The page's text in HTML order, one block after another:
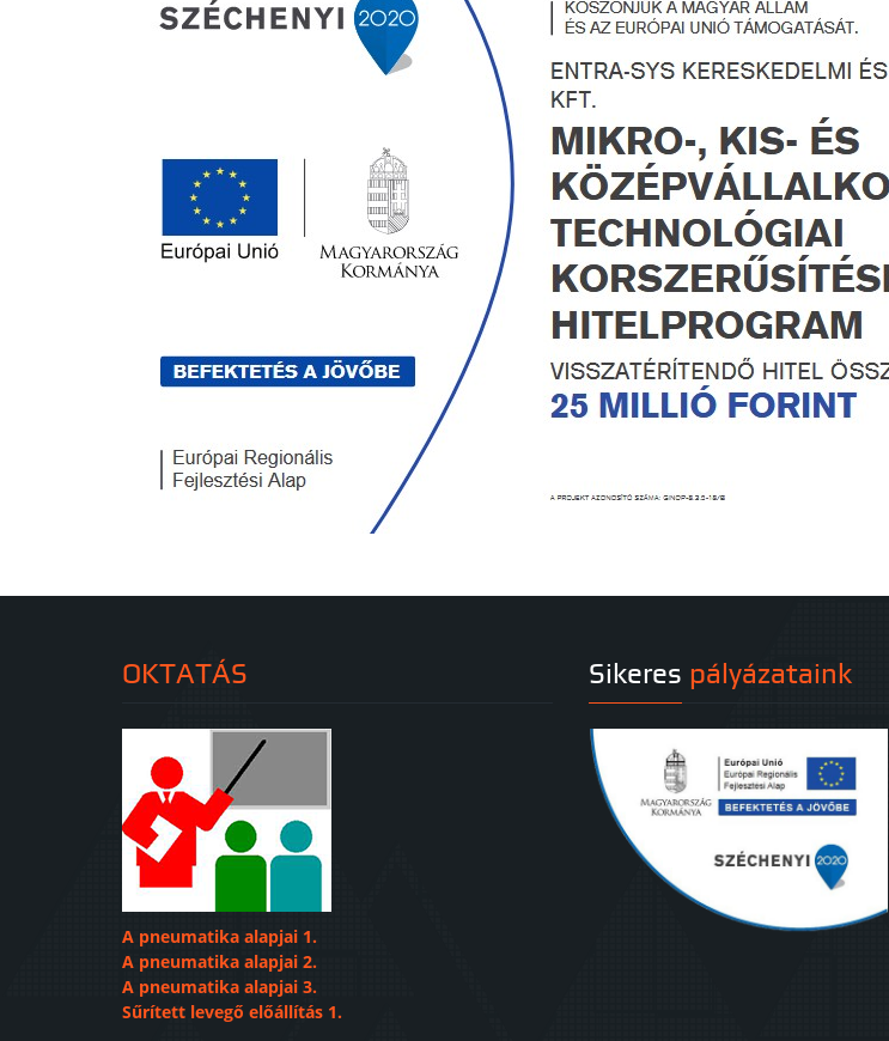
OKTATÁS
A pneumatika alapjai 1.
A pneumatika alapjai 2.
A pneumatika alapjai 3.
Sűrített levegő előállítás 1.
Sikeres pályázataink